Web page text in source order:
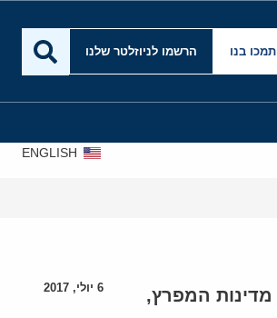
תמכו בנו הרשמו לניוזלטר שלנו
ENGLISH
מדינות המפרץ, 6 יולי, 2017